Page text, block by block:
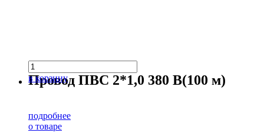
в корзину
Провод ПВС 2*1,0 380 В(100 м)
подробнее
о товаре